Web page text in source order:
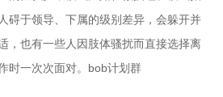
碍于领导、下属的级别差异，会躲开并
，也有一些人因肢体骚扰而直接选择离
时一次次面对。bob计划群